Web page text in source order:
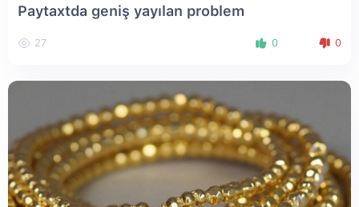
Paytaxtda geniş yayılan problem
27 0 0